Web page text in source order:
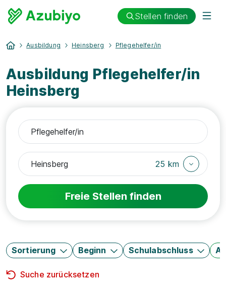
Stellen finden
Ausbildung Heinsberg Pflegehelfer/in
Ausbildung Pflegehelfer/in
Heinsberg
25 km
Freie Stellen finden
Sortierung Beginn Schulabschluss
Suche zurücksetzen